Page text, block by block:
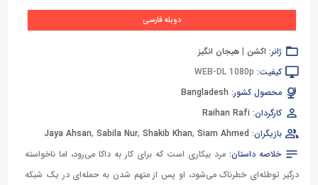
دوبله فارسی
ژانر: اکشن | هیجان انگیز
کیفیت: WEB-DL 1080p
محصول کشور: Bangladesh
کارگردان: Raihan Rafi
بازیگران:
Jaya Ahsan, Sabila Nur, Shakib Khan, Siam Ahmed
خلاصه داستان: مرد بیکاری است که برای کار به داکا می‌رود، اما ناخواسته
درگیر توطئه‌ای خطرناک می‌شود، او پس از متهم شدن به حمله‌ای در یک شبکه